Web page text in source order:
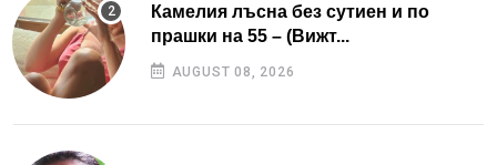
Камелия лъсна без сутиен и по
прашки на 55 – (Вижт...
AUGUST 08, 2026